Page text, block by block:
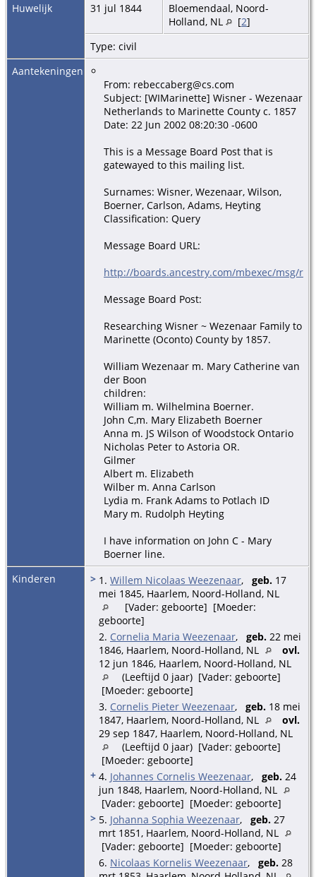
Huwelijk
31 jul 1844
Bloemendaal, Noord-
Holland, NL
[2]
Type: civil
Aantekeningen
From: rebeccaberg@cs.com
Subject: [WIMarinette] Wisner - Wezenaar
Netherlands to Marinette County c. 1857
Date: 22 Jun 2002 08:20:30 -0600
This is a Message Board Post that is
gatewayed to this mailing list.
Surnames: Wisner, Wezenaar, Wilson,
Boerner, Carlson, Adams, Heyting
Classification: Query
Message Board URL:
http://boards.ancestry.com/mbexec/msg/rw/
Message Board Post:
Researching Wisner ~ Wezenaar Family to
Marinette (Oconto) County by 1857.
William Wezenaar m. Mary Catherine van
der Boon
children:
William m. Wilhelmina Boerner.
John C,m. Mary Elizabeth Boerner
Anna m. JS Wilson of Woodstock Ontario
Nicholas Peter to Astoria OR.
Gilmer
Albert m. Elizabeth
Wilber m. Anna Carlson
Lydia m. Frank Adams to Potlach ID
Mary m. Rudolph Heyting
I have information on John C - Mary
Boerner line.
Kinderen
> 1. Willem Nicolaas Weezenaar, geb. 17
mei 1845, Haarlem, Noord-Holland, NL
[Vader: geboorte] [Moeder:
geboorte]
2. Cornelia Maria Weezenaar, geb. 22 mei
1846, Haarlem, Noord-Holland, NL
ovl.
12 jun 1846, Haarlem, Noord-Holland, NL
(Leeftijd 0 jaar) [Vader: geboorte]
[Moeder: geboorte]
3. Cornelis Pieter Weezenaar, geb. 18 mei
1847, Haarlem, Noord-Holland, NL
ovl.
29 sep 1847, Haarlem, Noord-Holland, NL
(Leeftijd 0 jaar) [Vader: geboorte]
[Moeder: geboorte]
+ 4. Johannes Cornelis Weezenaar, geb. 24
jun 1848, Haarlem, Noord-Holland, NL
[Vader: geboorte] [Moeder: geboorte]
> 5. Johanna Sophia Weezenaar, geb. 27
mrt 1851, Haarlem, Noord-Holland, NL
[Vader: geboorte] [Moeder: geboorte]
6. Nicolaas Kornelis Weezenaar, geb. 28